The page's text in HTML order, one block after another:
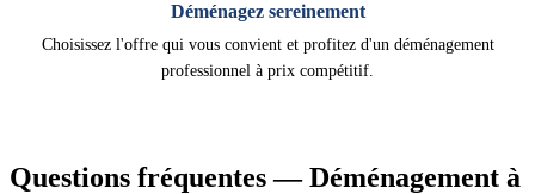
Déménagez sereinement
Choisissez l'offre qui vous convient et profitez d'un déménagement
professionnel à prix compétitif.
Questions fréquentes — Déménagement à